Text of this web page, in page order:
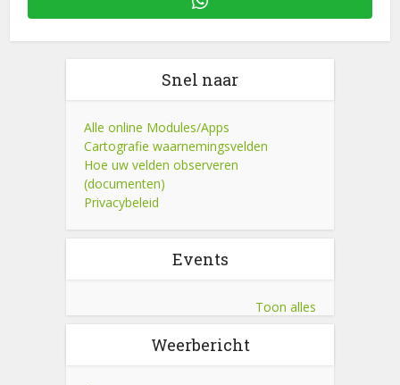
Snel naar
Alle online Modules/Apps
Cartografie waarnemingsvelden
Hoe uw velden observeren
(documenten)
Privacybeleid
Events
Toon alles
Weerbericht